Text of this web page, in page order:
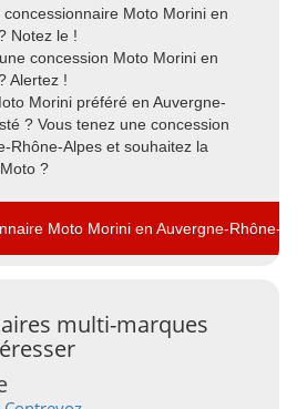
Moto Morini en
Notez le !
concession Moto Morini en
Alertez !
Morini préféré en Auvergne-
? Vous tenez une concession
Rhône-Alpes et souhaitez la
?
Moto Morini en Auvergne-Rhône-
multi-marques